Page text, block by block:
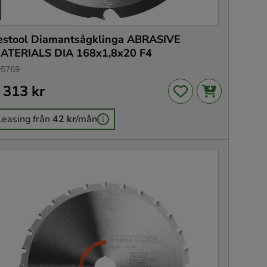
Diamantsågklinga ABRASIVE
DIA 168x1,8x20 F4
:1 313 kr
313 kr
från 42 kr/mån